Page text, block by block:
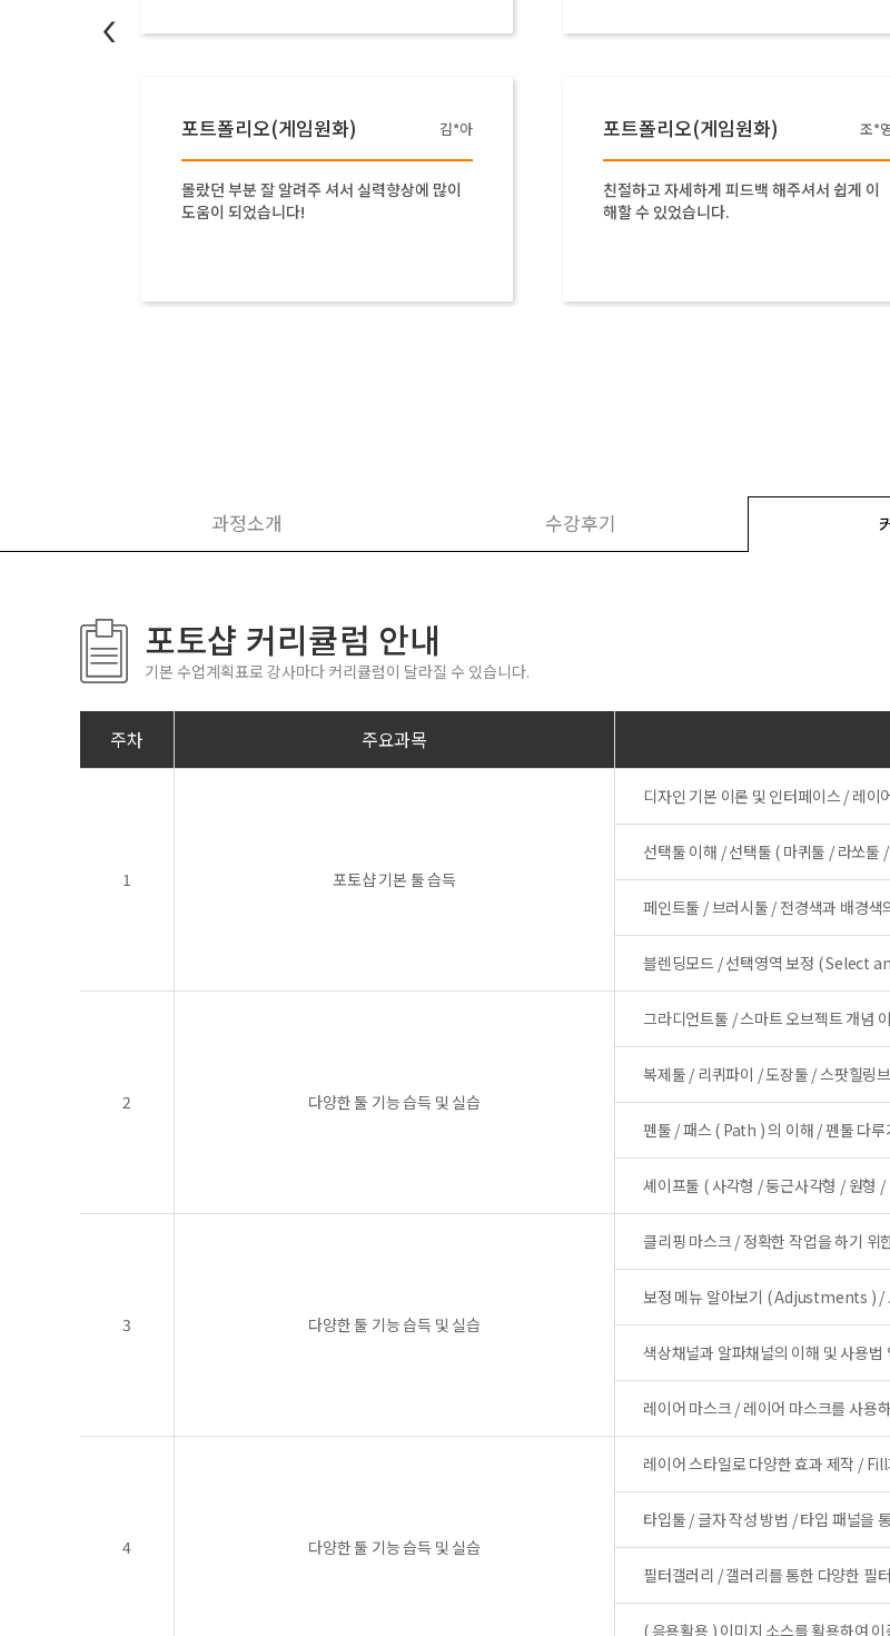
포트폴리오(게임원화) 김*아
몰랐던 부분 잘 알려주 셔서 실력향상에 많이
도움이 되었습니다!
포트폴리오(게임원화) 조*
친절하고 자세하게 피드백 해주셔서 쉽게 이
해할 수 있었습니다.
<
과정소개 수강후기
포토샵 커리큘럼 안내
기본 수업계획표로 강사마다 커리큘럼이 달라질 수 있습니다.
주차 주요과목
1 포토샵 기본 툴 습득
디자인 기본 이론 및 인터페이스 / 레
선택툴 이해 / 선택툴 ( 마퀴툴 / 라쏘툴
페인트툴 / 브러시툴 / 전경색과 배경색
블렌딩모드 / 선택영역 보정 ( Select
2 다양한 툴 기능 습득 및 실습
그라디언트툴 / 스마트 오브젝트 개념
복제툴 / 리퀴파이 / 도장툴 / 스팟힐
펜툴 / 패스 ( Path ) 의 이해 / 펜툴 다
셰이프툴 ( 사각형 / 둥근사각형 / 원형
3 다양한 툴 기능 습득 및 실습
클리핑 마스크 / 정확한 작업을 하기 위
보정 메뉴 알아보기 ( Adjustments ) /
색상채널과 알파채널의 이해 및 사용
레이어 마스크 / 레이어 마스크를 사용
4 다양한 툴 기능 습득 및 실습
레이어 스타일로 다양한 효과 제작 /
타입툴 / 글자 작성 방법 / 타입 패널을
필터갤러리 / 갤러리를 통한 다양한 필
( 응용활용 ) 이미지 소스를 활용하여